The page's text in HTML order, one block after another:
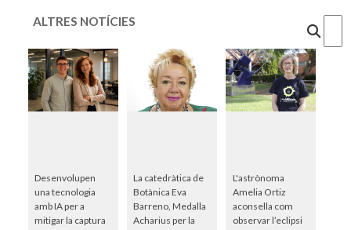
ALTRES NOTÍCIES
Desenvolupen
una tecnologia
amb IA per a
mitigar la captura
La catedràtica de
Botànica Eva
Barreno, Medalla
Acharius per la
L'astrònoma
Amelia Ortiz
aconsella com
observar l’eclipsi